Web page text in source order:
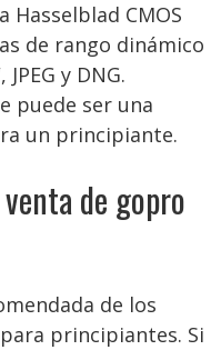
Hasselblad CMOS
de rango dinámico
y DNG.
puede ser una
un principiante.
de gopro
de los
para principiantes. Si